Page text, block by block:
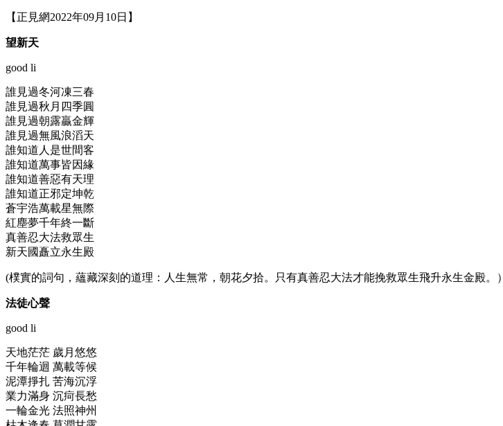
【正見網2022年09月10日】
望新天
good li
誰見過冬河凍三春
誰見過秋月四季圓
誰見過朝露贏金輝
誰見過無風浪滔天
誰知道人是世間客
誰知道萬事皆因緣
誰知道善惡有天理
誰知道正邪定坤乾
蒼宇浩萬載星無際
紅塵夢千年終一斷
真善忍大法救眾生
新天國矗立永生殿
(樸實的詞句，蘊藏深刻的道理：人生無常，朝花夕拾。只有真善忍大法才能挽救眾生飛升永生金殿。）
法徒心聲
good li
天地茫茫 歲月悠悠
千年輪迴 萬載等候
泥潭掙扎 苦海沉浮
業力滿身 沉疴長愁
一輪金光 法照神州